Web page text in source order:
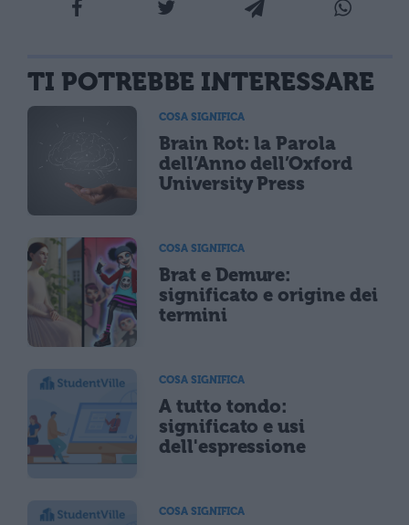
TI POTREBBE INTERESSARE
COSA SIGNIFICA
Brain Rot: la Parola
dell’Anno dell’Oxford
University Press
COSA SIGNIFICA
Brat e Demure:
significato e origine dei
termini
COSA SIGNIFICA
A tutto tondo:
significato e usi
dell'espressione
COSA SIGNIFICA